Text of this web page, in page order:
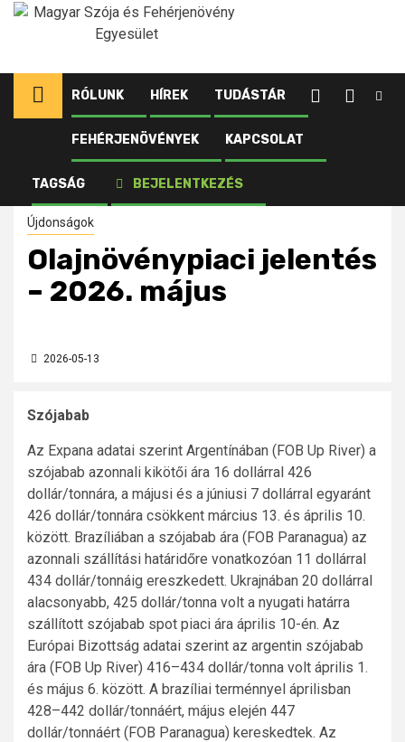
Ugrás
RÓLUNK HÍREK TUDÁSTÁR
FEHÉRJENÖVÉNYEK KAPCSOLAT
TAGSÁG BEJELENTKEZÉS
Kezdőlap
Újdonságok
Újdonságok
Olajnövénypiaci jelentés
– 2026. május
2026-05-13
Szójabab
Az Expana adatai szerint Argentínában (FOB Up River) a
szójabab azonnali kikötői ára 16 dollárral 426
dollár/tonnára, a májusi és a júniusi 7 dollárral egyaránt
426 dollár/tonnára csökkent március 13. és április 10.
között. Brazíliában a szójabab ára (FOB Paranagua) az
azonnali szállítási határidőre vonatkozóan 11 dollárral
434 dollár/tonnáig ereszkedett. Ukrajnában 20 dollárral
alacsonyabb, 425 dollár/tonna volt a nyugati határra
szállított szójabab spot piaci ára április 10-én. Az
Európai Bizottság adatai szerint az argentin szójabab
ára (FOB Up River) 416–434 dollár/tonna volt április 1.
és május 6. között. A brazíliai terménnyel áprilisban
428–442 dollár/tonnáért, május elején 447
dollár/tonnáért (FOB Paranagua) kereskedtek. Az